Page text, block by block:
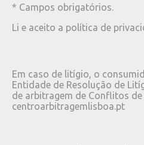
* Campos obrigatórios.
Li e aceito a política de
Em caso de litígio, o
Entidade de Resolução de
de arbitragem de Conflitos
centroarbitragemlisboa.pt